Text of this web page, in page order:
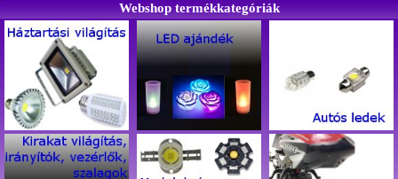
Webshop termékkategóriák